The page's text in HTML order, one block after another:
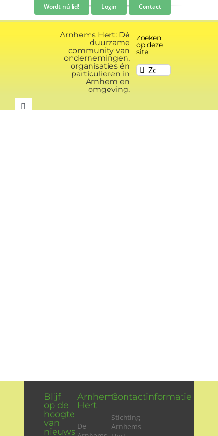
inhoud
Wordt nú lid! Login Contact
Arnhems Hert: Dé
duurzame
community van
ondernemingen,
organisaties én
particulieren in
Arnhem en
omgeving.
Zoeken
op deze
site
Zoeken
naar:
Toggle
Blijf
op de
hoogte
van
nieuws
Arnhems
Hert
De
Contactinformatie
Stichting
Arnhems